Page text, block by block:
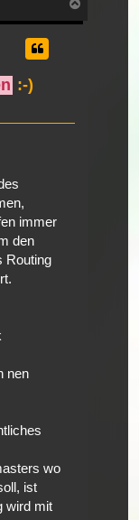
:-)
immer
den
Routing
nen
wo
ist
wird mit